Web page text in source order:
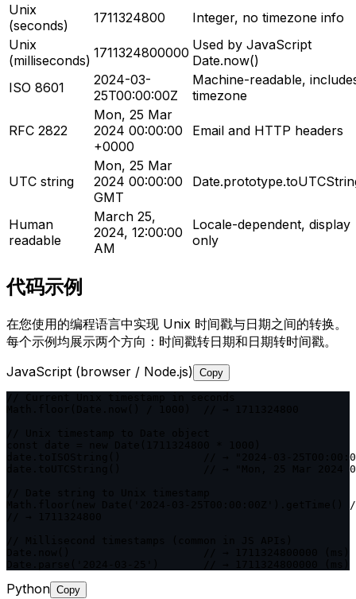
Unix
(seconds)
1711324800
Integer, no timezone info
Unix
(milliseconds) 1711324800000 Used by JavaScript
Date.now()
ISO 8601
2024-03-
25T00:00:00Z
Machine-readable,
timezone
RFC 2822
Mon, 25 Mar
2024 00:00:00
+0000
Email and HTTP headers
UTC string
Mon, 25 Mar
2024 00:00:00
GMT
Human
readable
March 25,
2024, 12:00:00
AM
Locale-dependent, display
only
代码示例
在您使用的编程语言中实现 Unix 时间戳与日期之间的转换。
每个示例均展示两个方向：时间戳转日期和日期转时间戳。
JavaScript (browser / Node.js) Copy
date.toISOString()             // → "2024-03-
date.toUTCString()             // → "Mon, 25 Mar 2024
Math.floor(new Date('2024-03-25T00:00:00Z').getTime()
Python Copy